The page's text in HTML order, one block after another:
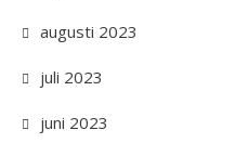
augusti 2023
juli 2023
juni 2023